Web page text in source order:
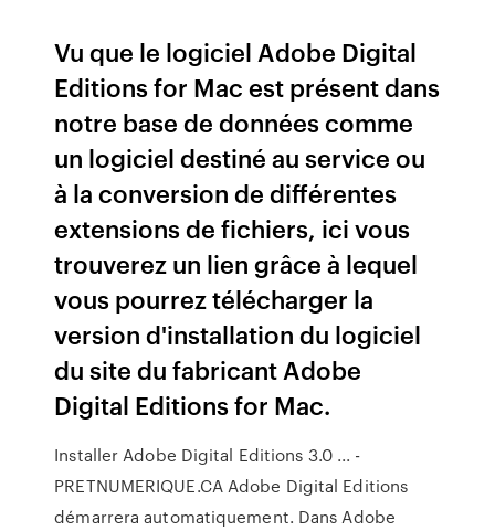
Vu que le logiciel Adobe Digital
Editions for Mac est présent dans
notre base de données comme
un logiciel destiné au service ou
à la conversion de différentes
extensions de fichiers, ici vous
trouverez un lien grâce à lequel
vous pourrez télécharger la
version d'installation du logiciel
du site du fabricant Adobe
Digital Editions for Mac.
Installer Adobe Digital Editions 3.0 ... -
PRETNUMERIQUE.CA Adobe Digital Editions
démarrera automatiquement. Dans Adobe